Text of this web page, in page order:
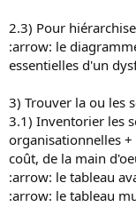
2.3) Pour
:arrow: le
essentielles d'un
3) Trouver la ou les
3.1) Inventorier les
organisationnelles
coût, de la main
:arrow: le tableau
:arrow: le tableau